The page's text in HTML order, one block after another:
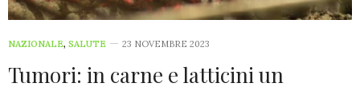
NAZIONALE, SALUTE 23 NOVEMBRE 2023
Tumori: in carne e latticini un